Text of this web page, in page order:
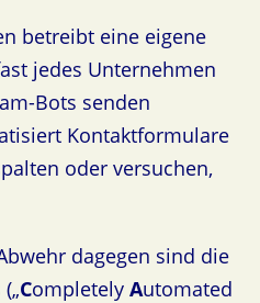
betreibt eine eigene
jedes Unternehmen
Bots senden
Kontaktformulare
oder versuchen,
dagegen sind die
Completely Automated